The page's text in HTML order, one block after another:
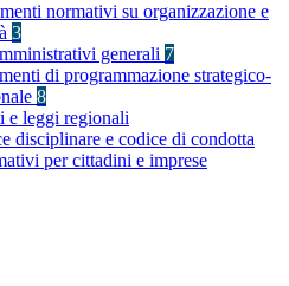
normativi su organizzazione e
3
generali 7
di programmazione strategico-
8
e leggi regionali
disciplinare e codice di condotta
per cittadini e imprese